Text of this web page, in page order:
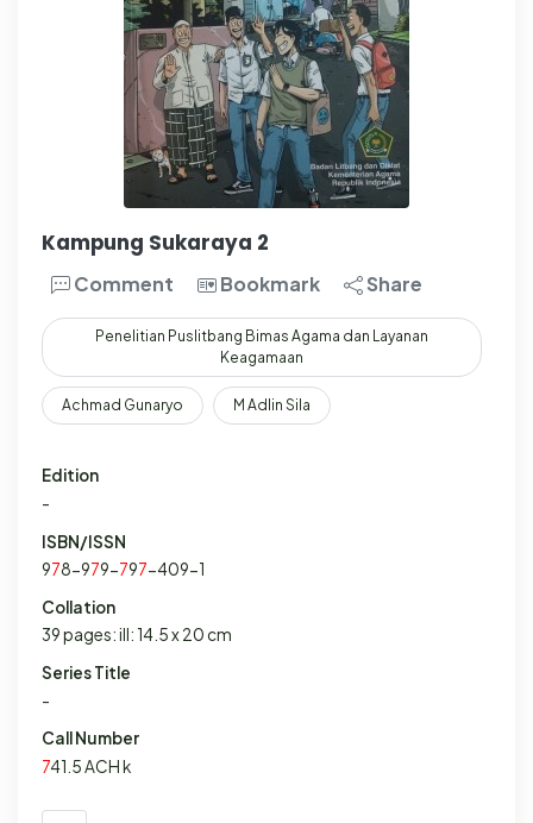
Kampung Sukaraya 2
Comment Bookmark Share
Penelitian Puslitbang Bimas Agama dan Layanan
Keagamaan
Achmad Gunaryo M Adlin Sila
Edition
-
ISBN/ISSN
978-979-797-409-1
Collation
39 pages: ill: 14.5 x 20 cm
Series Title
-
Call Number
741.5 ACH k